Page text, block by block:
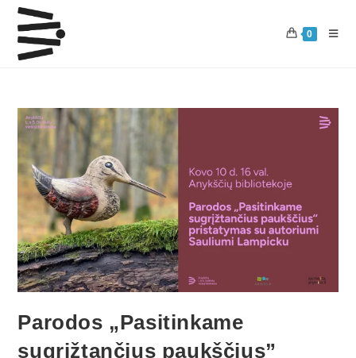
0
Parodos „Pasitinkame
sugrįžtančius paukščius”